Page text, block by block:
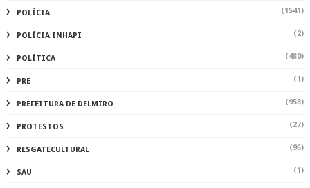
POLÍCIA (1541)
POLÍCIA INHAPI (2)
POLÍTICA (480)
PRE (1)
PREFEITURA DE DELMIRO (958)
PROTESTOS (27)
RESGATECULTURAL (96)
SAU (1)